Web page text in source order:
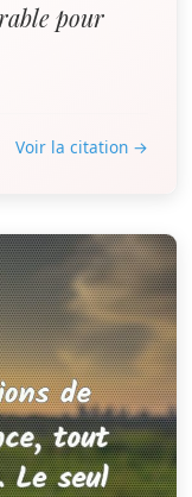
pour
Voir la citation →